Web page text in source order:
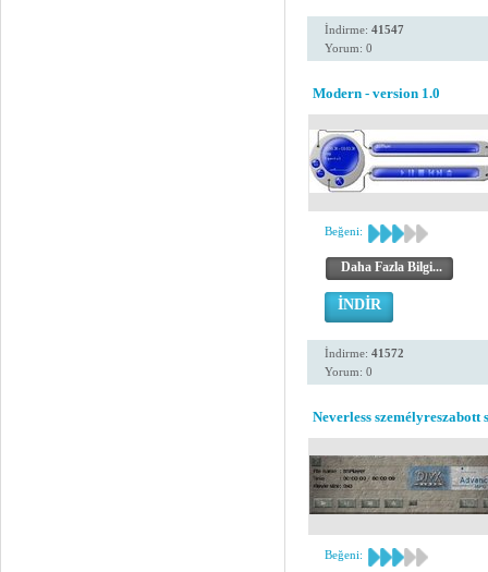
İndirme: 41547
Yorum: 0
Modern - version 1.0
Beğeni:
Daha Fazla Bilgi...
İNDİR
İndirme: 41572
Yorum: 0
Neverless személyreszabott
Beğeni: